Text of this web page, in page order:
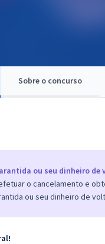
Sobre o concurso
ou seu dinheiro de
o cancelamento e
ou seu dinheiro de